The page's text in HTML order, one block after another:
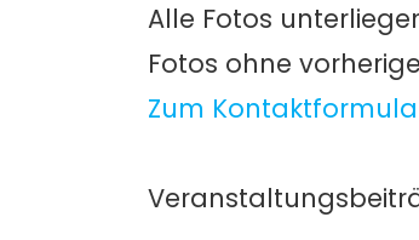
Alle Fotos
Fotos ohne
Zum